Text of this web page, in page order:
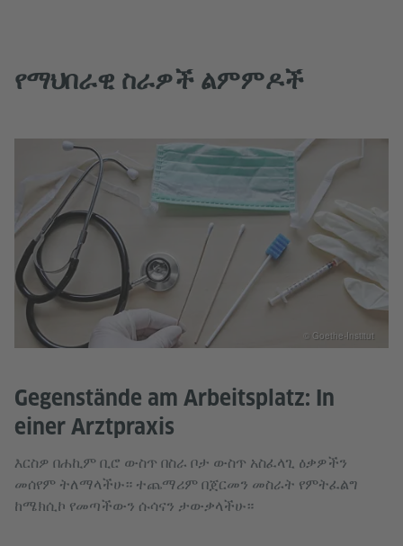
የማህበራዊ ስራዎች ልምምዶች
Gegenstände am Arbeitsplatz: In
einer Arztpraxis
እርስዎ በሐኪም ቢሮ ውስጥ በስራ ቦታ ውስጥ አስፈላጊ ዕቃዎችን
መሰየም ትለማላችሁ። ተጨማሪም በጀርመን መስራት የምትፈልግ
ከሜክሲኮ የመጣችውን ሱሳናን ታውቃላችሁ።
© Goethe-Institut